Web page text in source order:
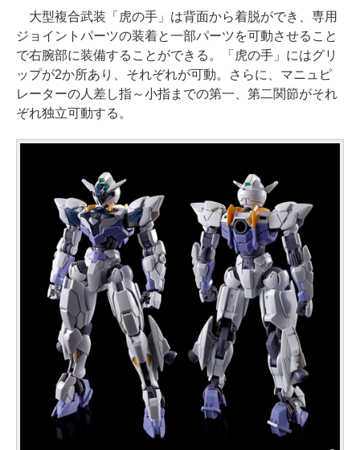
大型複合武装「虎の手」は背面から着脱ができ、専用
ジョイントパーツの装着と一部パーツを可動させること
で右腕部に装備することができる。「虎の手」にはグリ
ップが2か所あり、それぞれが可動。さらに、マニュピ
レーターの人差し指～小指までの第一、第二関節がそれ
ぞれ独立可動する。